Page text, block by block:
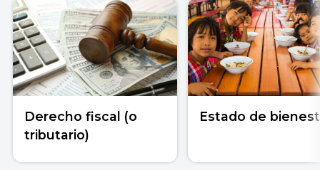
Derecho fiscal (o
tributario)
Estado de